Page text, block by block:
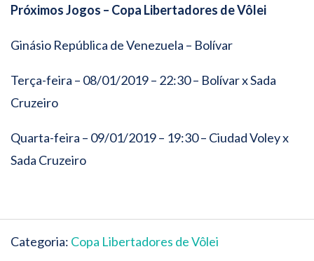
Próximos Jogos – Copa Libertadores de Vôlei
Ginásio República de Venezuela – Bolívar
Terça-feira – 08/01/2019 – 22:30 – Bolívar x Sada
Cruzeiro
Quarta-feira – 09/01/2019 – 19:30 – Ciudad Voley x
Sada Cruzeiro
Categoria: Copa Libertadores de Vôlei